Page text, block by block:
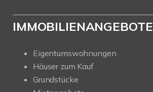
IMMOBILIENANGEBOTE
Eigentumswohnungen
Häuser zum Kauf
Grundstücke